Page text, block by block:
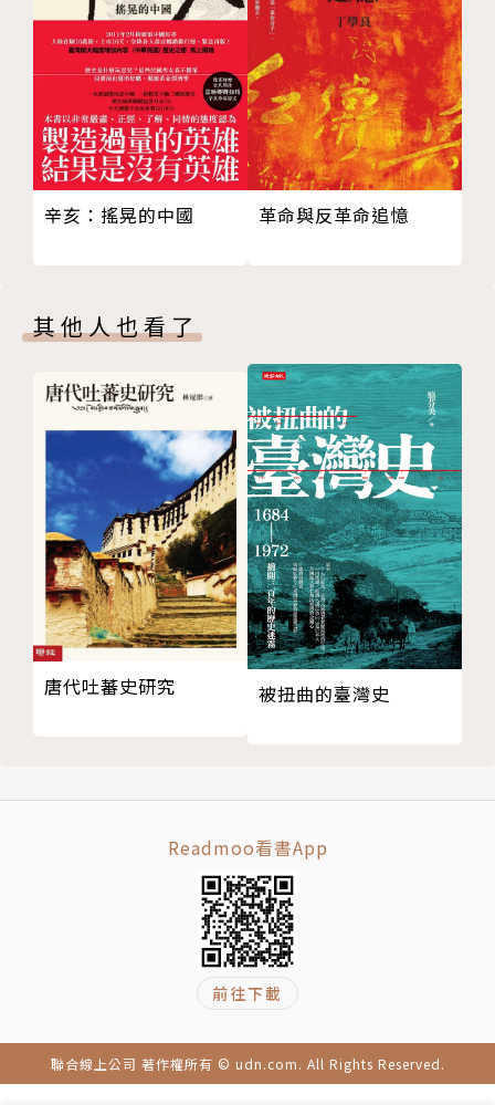
辛亥：搖晃的中國 革命與反革命追憶
其他人也看了
唐代吐蕃史研究 被扭曲的臺灣史
Readmoo看書App
前往下載
聯合線上公司 著作權所有 © udn.com. All Rights Reserved.